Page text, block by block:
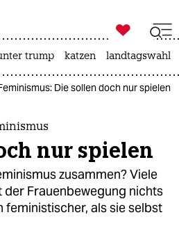
zahl ich
ich

taz zahl ich
trump katzen landtagswahl
Die sollen doch nur spielen
nur spielen
zusammen? Viele
der Frauenbewegung nichts
feministischer, als sie selbst